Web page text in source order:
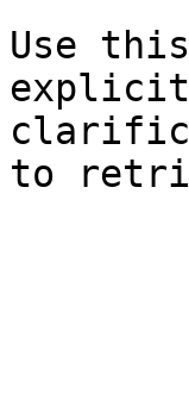
Use